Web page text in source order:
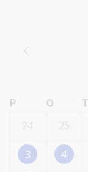
P O T
3 4